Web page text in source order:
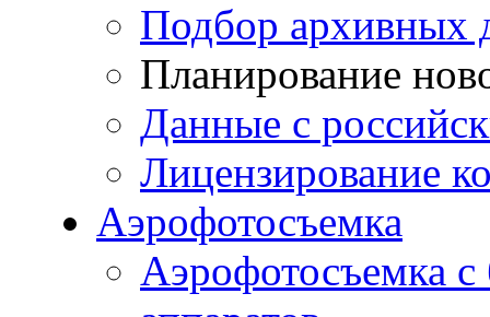
Подбор архивных
Планирование
Данные с
Лицензирование
Аэрофотосъемка
Аэрофотосъемка с